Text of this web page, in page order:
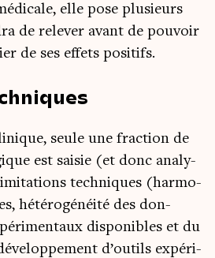
elle pose plu­sieurs
de rele­ver avant de pou­voir
de ses effets positifs.
seule une frac­tion de
est sai­sie (et donc ana­ly­
tech­niques (har­mo­
hété­ro­gé­néi­té des don­
dis­po­nibles et du
d’outils expé­ri­